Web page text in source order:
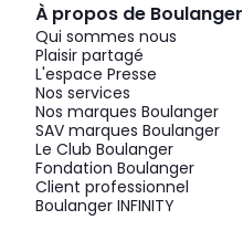
À propos de Boulanger
Qui sommes nous
Plaisir partagé
L'espace Presse
Nos services
Nos marques Boulanger
SAV marques Boulanger
Le Club Boulanger
Fondation Boulanger
Client professionnel
Boulanger INFINITY